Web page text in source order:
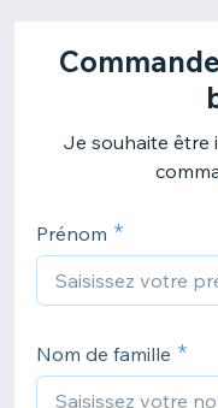
Je souhaite être
Prénom
Nom de famille